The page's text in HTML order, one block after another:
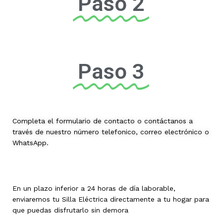
Paso 3
Completa el formulario de contacto o contáctanos a
través de nuestro número telefonico, correo electrónico o
WhatsApp.
En un plazo inferior a 24 horas de día laborable,
enviaremos tu Silla Eléctrica directamente a tu hogar para
que puedas disfrutarlo sin demora